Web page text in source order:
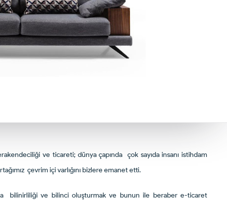
ve ticareti; dünya çapında çok sayıda insanı istihdam
çevrim içi varlığını bizlere emanet etti.
bilinirliliği ve bilinci oluşturmak ve bunun ile beraber e-ticaret